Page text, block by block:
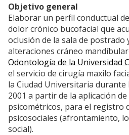
Objetivo general
Elaborar un perfil conductual
dolor crónico bucofacial que
oclusión de la sala de postrado
alteraciones cráneo
Odontología de la Universidad
el servicio de cirugía maxilo
la Ciudad Universitaria durante
2001 a partir de la aplicación
psicométricos, para el registro
psicosociales (afrontamiento,
social).